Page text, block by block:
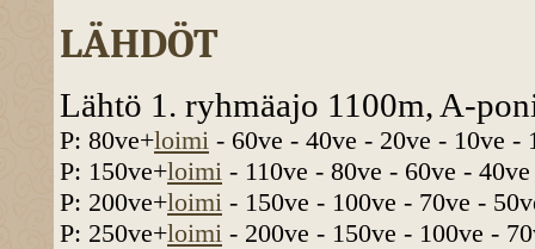
LÄHDÖT
Lähtö 1. ryhmäajo 1100m, A-
P: 80ve+loimi - 60ve - 40ve - 20ve - 10ve -
P: 150ve+loimi - 110ve - 80ve - 60ve -
P: 200ve+loimi - 150ve - 100ve - 70ve -
P: 250ve+loimi - 200ve - 150ve - 100ve -